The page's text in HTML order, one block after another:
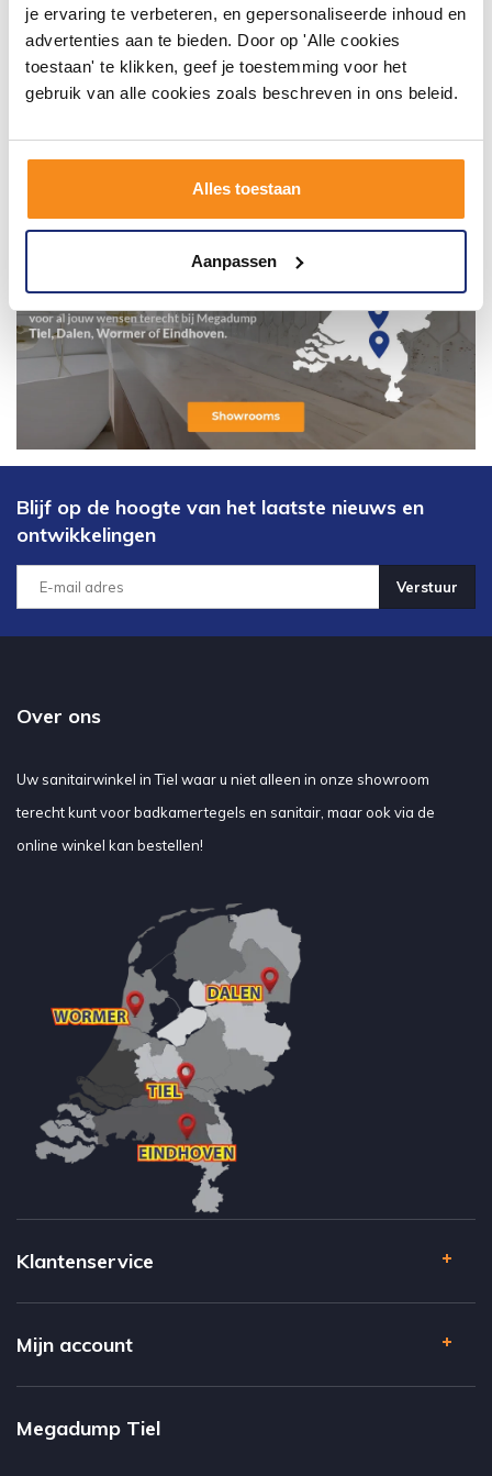
je ervaring te verbeteren, en gepersonaliseerde inhoud en
advertenties aan te bieden. Door op 'Alle cookies
toestaan' te klikken, geef je toestemming voor het
gebruik van alle cookies zoals beschreven in ons beleid.
Alles toestaan
Aanpassen
Blijf op de hoogte van het laatste nieuws en
ontwikkelingen
Verstuur
Over ons
Uw sanitairwinkel in Tiel waar u niet alleen in onze showroom
terecht kunt voor badkamertegels en sanitair, maar ook via de
online winkel kan bestellen!
Klantenservice
Mijn account
Megadump Tiel